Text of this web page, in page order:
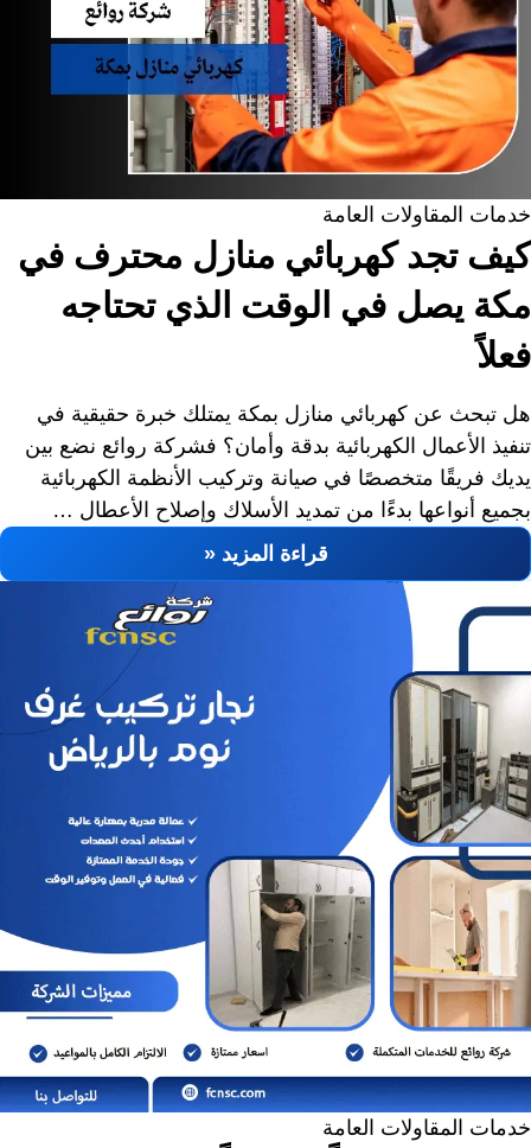
خدمات المقاولات العامة
كيف تجد كهربائي منازل محترف في
مكة يصل في الوقت الذي تحتاجه
فعلاً
هل تبحث عن كهربائي منازل بمكة يمتلك خبرة حقيقية في
تنفيذ الأعمال الكهربائية بدقة وأمان؟ فشركة روائع نضع بين
يديك فريقًا متخصصًا في صيانة وتركيب الأنظمة الكهربائية
بجميع أنواعها بدءًا من تمديد الأسلاك وإصلاح الأعطال …
قراءة المزيد «
خدمات المقاولات العامة